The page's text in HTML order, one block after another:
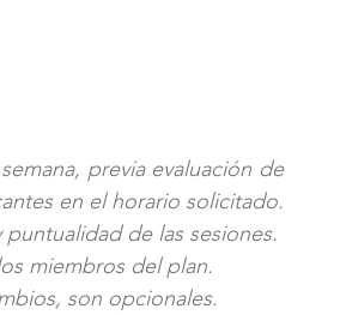
previa evaluación de
en el horario solicitado.
de las sesiones.
miembros del plan.
son opcionales.